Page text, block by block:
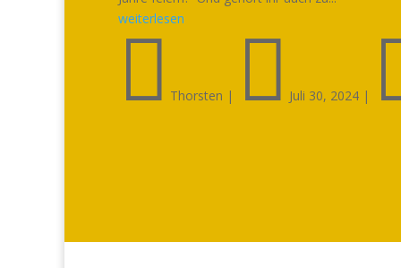
weiterlesen
 Thorsten |  Juli 30, 2024 |